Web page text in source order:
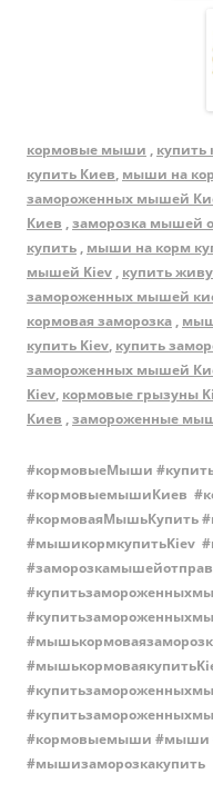
кормовые мыши ,
купить Киев, мыши на
замороженных мышей
Киев ,заморозка мышей
купить , мыши на корм
мышей Kiev , купить
замороженных мышей
кормовая заморозка ,
купить Kiev, купить
замороженных мышей
Kiev, кормовые грызуны
Киев ,замороженные
#кормовыеМыши
#кормовыемышиКиев
#кормоваяМышьКупить
#мышикормкупитьKiev
#кормовыемыши #мыши
#мышизаморозкакупить